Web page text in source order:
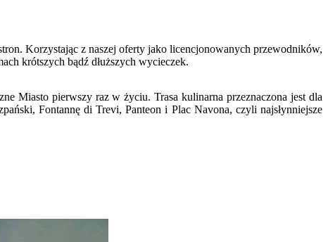
Korzystając z naszej oferty jako licencjonowanych przewodników,
krótszych bądź dłuższych wycieczek.
Miasto pierwszy raz w życiu. Trasa kulinarna przeznaczona jest dla
Fontannę di Trevi, Panteon i Plac Navona, czyli najsłynniejsze